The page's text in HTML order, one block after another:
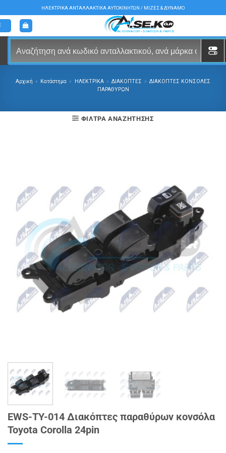
στο
περιεχόμενο
ΗΛΕΚΤΡΙΚΑ ΑΝΤΑΛΛΑΚΤΙΚΑ ΑΥΤΟΚΙΝΗΤΩΝ / ΜΙΖΕΣ & ΔΥΝΑΜΟ
Αρχική » Κατάστημα » ΗΛΕΚΤΡΙΚΑ » ΔΙΑΚΟΠΤΕΣ » ΔΙΑΚΟΠΤΕΣ ΚΟΝΣΟΛΕΣ
ΠΑΡΑΘΥΡΩΝ
ΦΊΛΤΡΑ ΑΝΑΖΉΤΗΣΗΣ
EWS-TY-014 Διακόπτες παραθύρων κονσόλα
Toyota Corolla 24pin